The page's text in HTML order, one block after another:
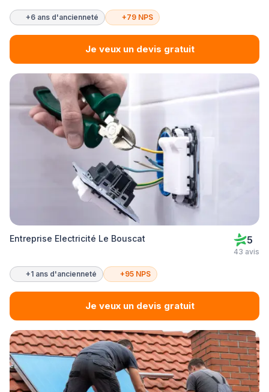
+6 ans d'ancienneté +79 NPS
Je veux un devis gratuit
Entreprise Electricité Le Bouscat 5
43 avis
+1 ans d'ancienneté +95 NPS
Je veux un devis gratuit